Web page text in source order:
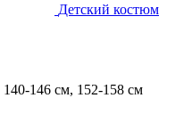
Детский костюм
140-146 см, 152-158 см